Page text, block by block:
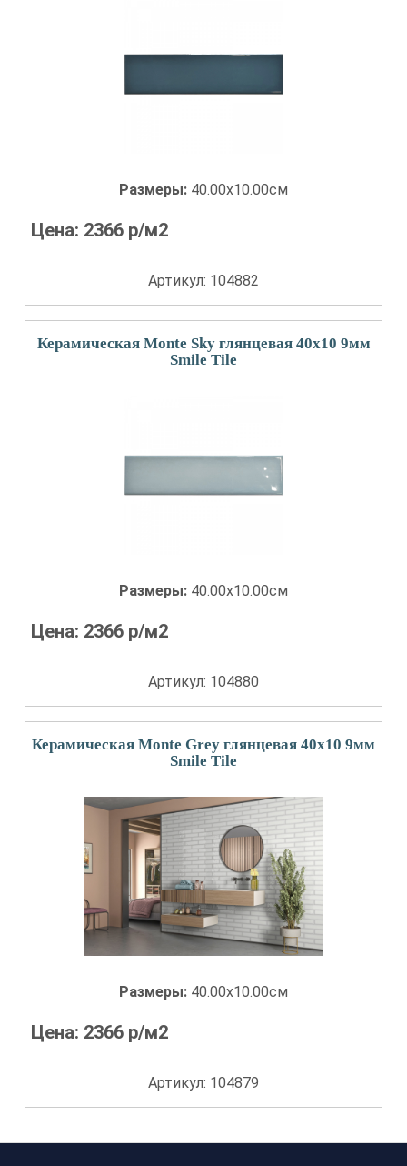
Размеры: 40.00x10.00см
Цена: 2366 р/м2
Артикул: 104882
Керамическая Monte Sky глянцевая 40x10 9мм
Smile Tile
Размеры: 40.00x10.00см
Цена: 2366 р/м2
Артикул: 104880
Керамическая Monte Grey глянцевая 40x10 9мм
Smile Tile
Размеры: 40.00x10.00см
Цена: 2366 р/м2
Артикул: 104879